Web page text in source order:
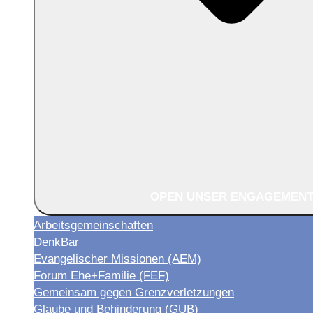
Arbeitsgemeinschaften
DenkBar
Evangelischer Missionen (AEM)
Forum Ehe+Familie (FEF)
Gemeinsam gegen Grenzverletzungen
Glaube und Behinderung (GUB)